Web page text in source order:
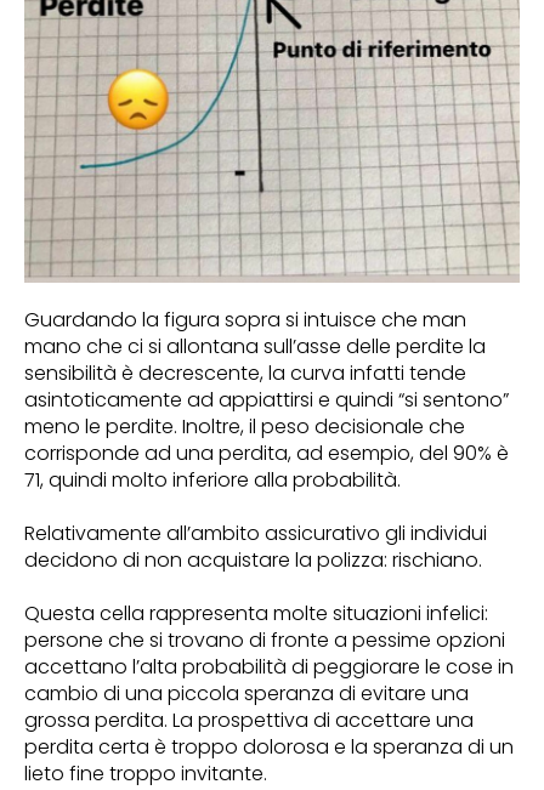
Guardando la figura sopra si intuisce che man
mano che ci si allontana sull’asse delle perdite la
sensibilità è decrescente, la curva infatti tende
asintoticamente ad appiattirsi e quindi “si sentono”
meno le perdite. Inoltre, il peso decisionale che
corrisponde ad una perdita, ad esempio, del 90% è
71, quindi molto inferiore alla probabilità.
Relativamente all’ambito assicurativo gli individui
decidono di non acquistare la polizza: rischiano.
Questa cella rappresenta molte situazioni infelici:
persone che si trovano di fronte a pessime opzioni
accettano l’alta probabilità di peggiorare le cose in
cambio di una piccola speranza di evitare una
grossa perdita. La prospettiva di accettare una
perdita certa è troppo dolorosa e la speranza di un
lieto fine troppo invitante.